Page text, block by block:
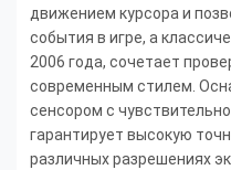
движением курсора и
события в игре, а
2006 года, сочетает
современным стилем.
сенсором с
гарантирует высокую
различных разрешениях